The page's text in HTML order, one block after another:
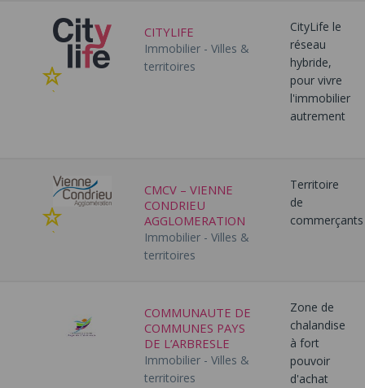
à
CITYLIFE
Immobilier - Villes &
territoires
CityLife le
réseau
hybride,
pour vivre
l'immobilier
autrement
à
CMCV – VIENNE
CONDRIEU
AGGLOMERATION
Immobilier - Villes &
territoires
Territoire
de
commerçants
COMMUNAUTE DE
COMMUNES PAYS
DE L’ARBRESLE
Immobilier - Villes &
territoires
Zone de
chalandise
à fort
pouvoir
d'achat